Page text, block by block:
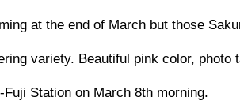
at the end of March but those
variety. Beautiful pink color, photo
Fuji Station on March 8th morning.